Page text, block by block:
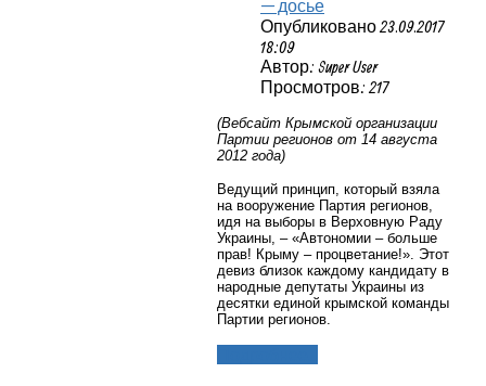
— досье
Опубликовано 23.09.2017
18:09
Автор: Super User
Просмотров: 217
(Вебсайт Крымской организации
Партии регионов от 14 августа
2012 года)
Ведущий принцип, который взяла
на вооружение Партия регионов,
идя на выборы в Верховную Раду
Украины, – «Автономии – больше
прав! Крыму – процветание!». Этот
девиз близок каждому кандидату в
народные депутаты Украины из
десятки единой крымской команды
Партии регионов.